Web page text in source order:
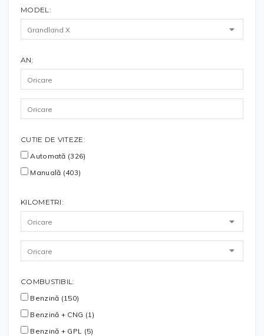
MODEL:
AN:
CUTIE DE VITEZE:
Automată (326)
Manuală (403)
KILOMETRI:
COMBUSTIBIL:
Benzină (150)
Benzină + CNG (1)
Benzină + GPL (5)